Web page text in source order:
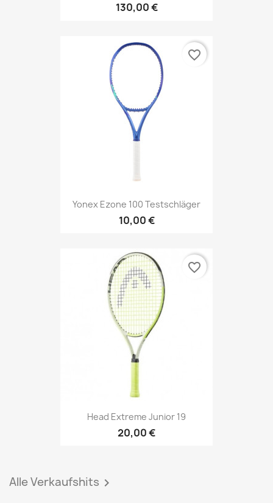
130,00 €
Yonex Ezone 100 Testschläger
10,00 €
favorite_border
Head Extreme Junior 19
20,00 €
favorite_border
Alle Verkaufshits 